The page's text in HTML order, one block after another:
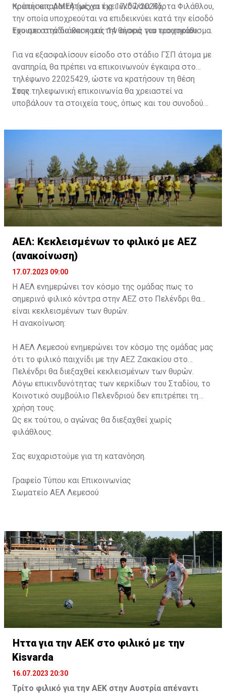
πρέπει απαραιτήτως να έχει εκδώσει Κάρτα Φιλάθλου,
την οποία υποχρεούται να επιδεικνύει κατά την είσοδό
του στο στάδιο και κατά την αγορά του εισιτηρίου.
Κρατήσεις ΑΜΕΑ (μέχρι τις 17/07/2023)
Έχουμε στην διάθεση μας 14 θέσεις για τροχοκάθισμα.
Για να εξασφαλίσουν είσοδο στο στάδιο ΓΣΠ άτομα με
αναπηρία, θα πρέπει να επικοινωνούν έγκαιρα στο
τηλέφωνο 22025429, ώστε να κρατήσουν τη θέση
τους.
Στην τηλεφωνική επικοινωνία θα χρειαστεί να
υποβάλουν τα στοιχεία τους, όπως και του συνοδού
ονοματεπώνυμο, αριθμός πινακίδας αυτοκινήτου,
ΑΕΛ: Κεκλεισμένων το φιλικό με ΑΕΖ
(ανακοίνωση)
17.07.2023 09:00
Η ΑΕΛ ενημερώνει τον κόσμο της ομάδας πως το
σημερινό φιλικό κόντρα στην ΑΕΖ στο Πελένδρι θα
είναι κεκλεισμένων των θυρών.
Η ανακοίνωση:
Η ΑΕΛ Λεμεσού ενημερώνει τον κόσμο της ομάδας μας
ότι το φιλικό παιχνίδι με την ΑΕΖ Ζακακίου στο
Πελένδρι θα διεξαχθεί κεκλεισμένων των θυρών.
Λόγω επικινδυνότητας των κερκίδων του Σταδίου, το
Κοινοτικό συμβούλιο Πελενδριού δεν επιτρέπει τη
χρήση τους.
Ως εκ τούτου, ο αγώνας θα διεξαχθεί χωρίς
φιλάθλους.
Σας ευχαριστούμε για τη κατανόηση.
Γραφείο Τύπου και Επικοινωνίας
Σωματείο ΑΕΛ Λεμεσού
Ήττα για την ΑΕΚ στο φιλικό με την
Kisvarda
16.07.2023 20:30
Τρίτο φιλικό για την ΑΕΚ στην Αυστρία απέναντι